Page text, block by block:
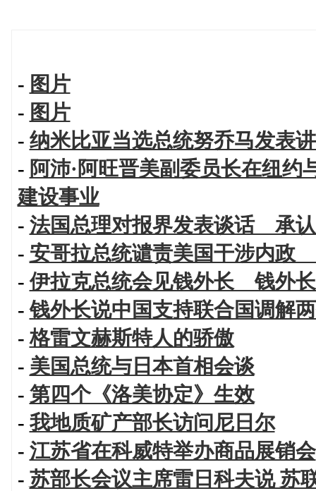
- 图片
- 图片
- 纳米比亚当选总统努乔马发表
- 阿沛·阿旺晋美副委员长在纽
建设事业
- 法国总理对报界发表谈话 承
- 安哥拉总统谴责美国干涉内政
-伊拉克总统会见钱外长 钱外
-钱外长说中国支持联合国调解
-格雷文赫斯特人的骄傲
- 美国总统与日本首相会谈
- 第四个《洛美协定》生效
- 我地质矿产部长访问尼日尔
- 江苏省在科威特举办商品展销会
- 苏部长会议主席雷日科夫说 苏